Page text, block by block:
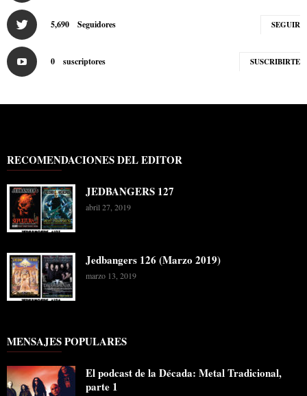
5,690 Seguidores SEGUIR
0 suscriptores SUSCRIBIRTE
RECOMENDACIONES DEL EDITOR
JEDBANGERS 127
abril 27, 2019
Jedbangers 126 (Marzo 2019)
marzo 13, 2019
MENSAJES POPULARES
El podcast de la Década: Metal Tradicional,
parte 1